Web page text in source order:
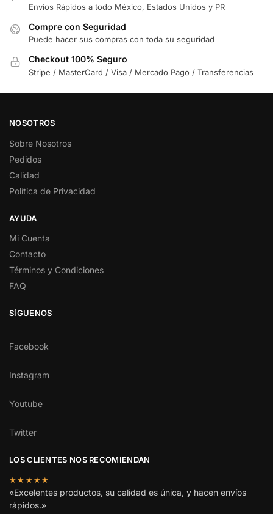
Envíos Rápidos a todo México, Estados Unidos y PR
Compre con Seguridad
Puede hacer sus compras con toda su seguridad
Checkout 100% Seguro
Stripe / MasterCard / Visa / Mercado Pago / Transferencias
NOSOTROS
Sobre Nosotros
Pedidos
Calidad
Política de Privacidad
AYUDA
Mi Cuenta
Contacto
Términos y Condiciones
FAQ
SÍGUENOS
Facebook
Instagram
Youtube
Twitter
LOS CLIENTES NOS RECOMIENDAN
★★★★★
«Excelentes productos, su calidad es única, y hacen envíos
rápidos.»